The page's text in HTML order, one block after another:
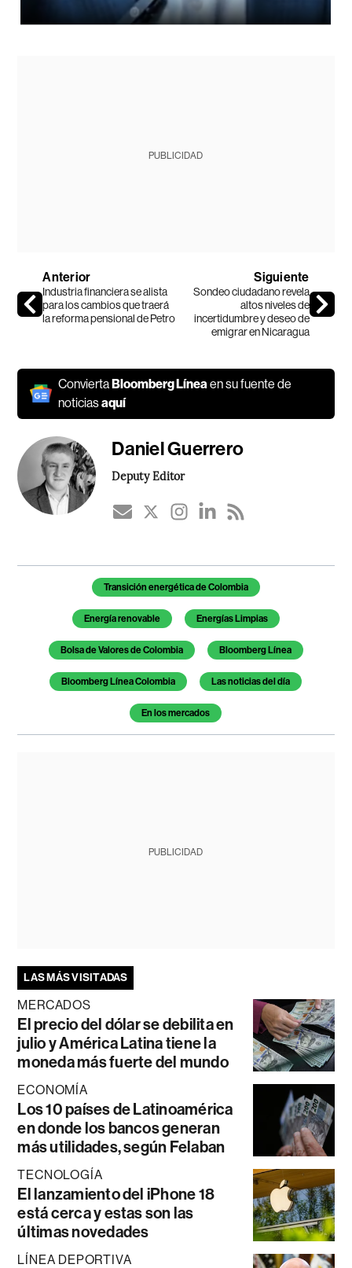
PUBLICIDAD
Anterior
Industria financiera se alista
para los cambios que traerá
la reforma pensional de Petro
Siguiente
Sondeo ciudadano revela
altos niveles de
incertidumbre y deseo de
emigrar en Nicaragua
ConviertaBloomberg Línea en su fuente de
noticiasaquí
Daniel Guerrero
Deputy Editor
Temas de este artículoTransición energética de Colombia
Energía renovable Energías Limpias
Bolsa de Valores de Colombia Bloomberg Línea
Bloomberg Línea Colombia Las noticias del día
En los mercados
PUBLICIDAD
LAS MÁS VISITADAS
MERCADOS
El precio del dólar se debilita en
julio y América Latina tiene la
moneda más fuerte del mundo
ECONOMÍA
Los 10 países de Latinoamérica
en donde los bancos generan
más utilidades, según Felaban
TECNOLOGÍA
El lanzamiento del iPhone 18
está cerca y estas son las
últimas novedades
LÍNEA DEPORTIVA